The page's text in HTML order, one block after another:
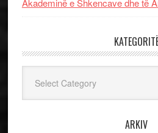
Akademinë e Shkencave dhe të
ARKIV